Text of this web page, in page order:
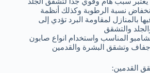
نسبة الرطوبة وكذلك أنظمة
فيها بالمنازل لمقاومة البرد تؤدي إلى
والتشقق
المناسب واستخدام انواع صابون
جفاف وتشقق البشرة والقدمين
القدمين: